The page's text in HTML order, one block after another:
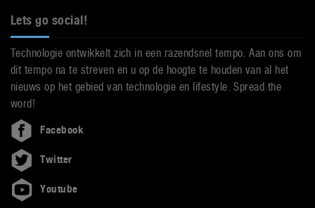
Lets go social!
Technologie ontwikkelt zich in een razendsnel tempo. Aan ons om
dit tempo na te streven en u op de hoogte te houden van al het
nieuws op het gebied van technologie en lifestyle. Spread the
word!
Facebook
Twitter
Youtube